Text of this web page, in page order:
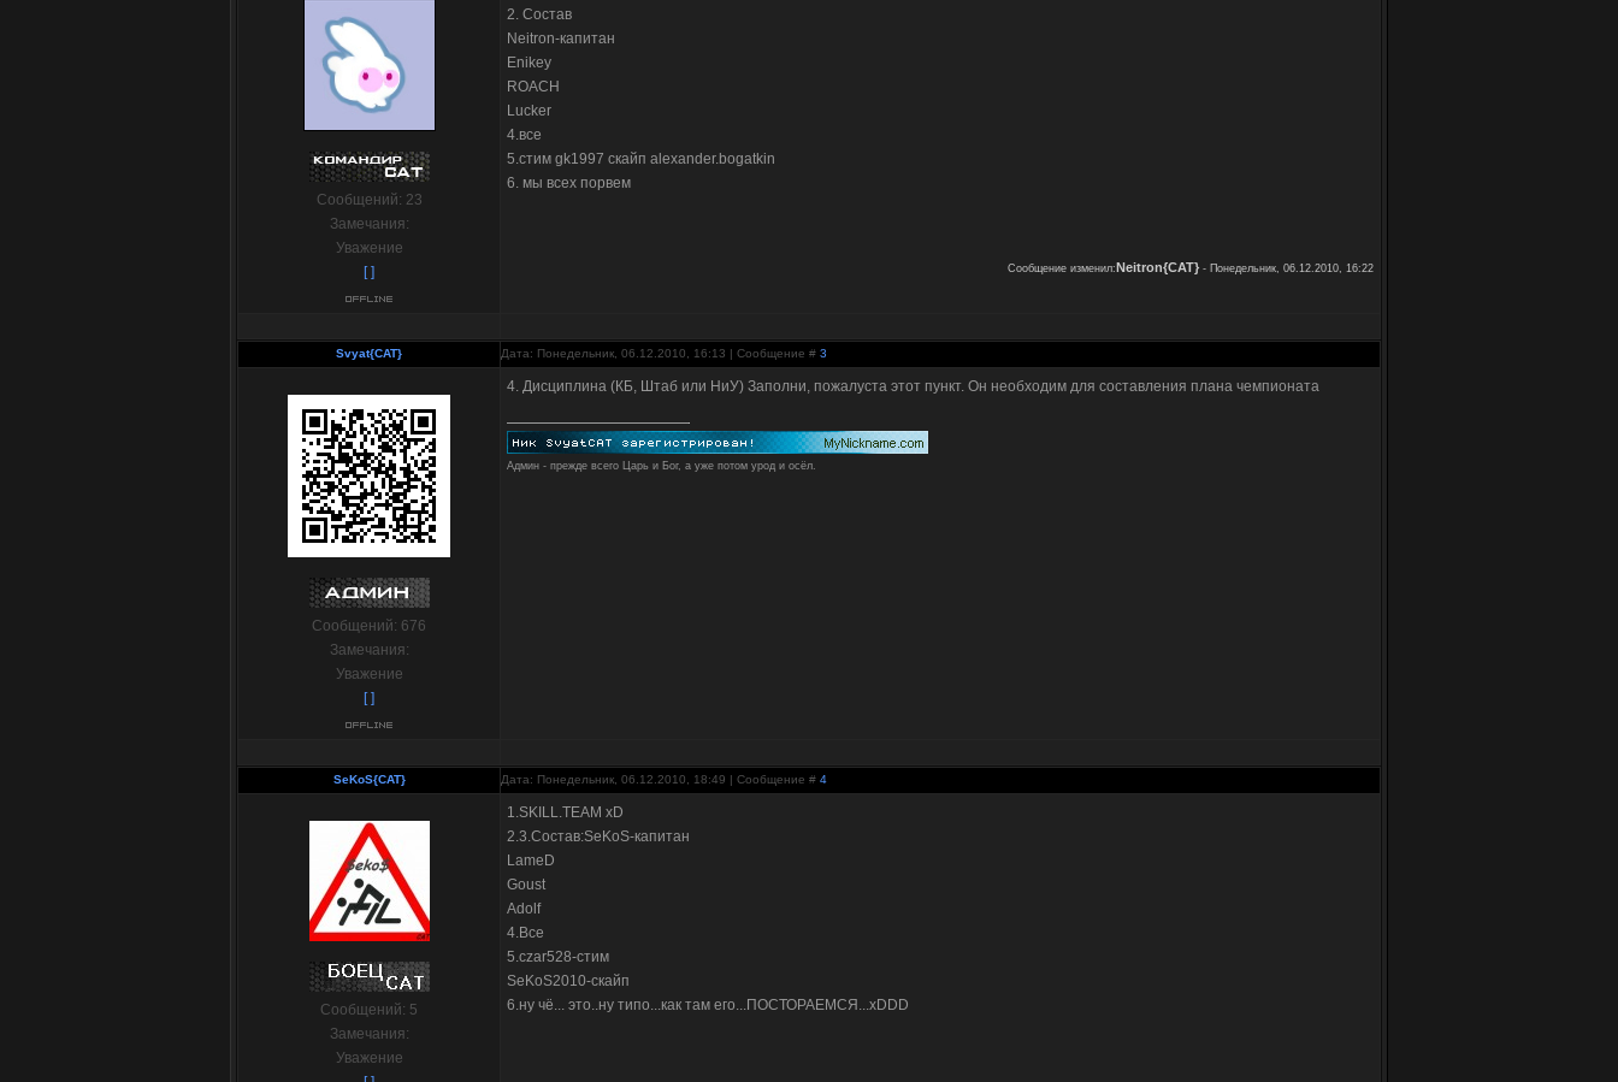
Сообщений: 23
Замечания:
Уважение
[ ]
2. Состав
Neitron-капитан
Enikey
ROACH
Lucker
4.все
5.стим gk1997 скайп alexander.bogatkin
6. мы всех порвем
Сообщение изменил:Neitron{CAT} - Понедельник, 06.12.2010, 16:22
Svyat{CAT} Дата: Понедельник, 06.12.2010, 16:13 | Сообщение # 3
Сообщений: 676
Замечания:
Уважение
[ ]
4. Дисциплина (КБ, Штаб или НиУ) Заполни, пожалуста этот пункт. Он необходим для составления плана чемпионата
Админ - прежде всего Царь и Бог, а уже потом урод и осёл.
SeKoS{CAT} Дата: Понедельник, 06.12.2010, 18:49 | Сообщение # 4
Сообщений: 5
Замечания:
Уважение
1.SKILL.TEAM xD
2.3.Состав:SeKoS-капитан
LameD
Goust
Adolf
4.Все
5.czar528-стим
SeKoS2010-скайп
6.ну чё... это..ну типо...как там его...ПОСТОРАЕМСЯ...xDDD